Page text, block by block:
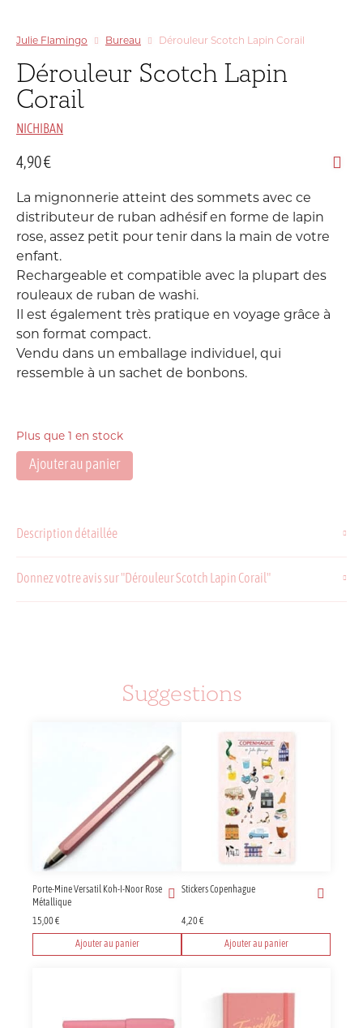
Julie Flamingo Bureau Dérouleur Scotch Lapin Corail
Dérouleur Scotch Lapin
Corail
NICHIBAN
4,90€
La mignonnerie atteint des sommets avec ce
distributeur de ruban adhésif en forme de lapin
rose, assez petit pour tenir dans la main de votre
enfant.
Rechargeable et compatible avec la plupart des
rouleaux de ruban de washi.
Il est également très pratique en voyage grâce à
son format compact.
Vendu dans un emballage individuel, qui
ressemble à un sachet de bonbons.
Plus que 1 en stock
quantité
Lapin
Ajouter au panier
Description détaillée
Donnez votre avis sur "Dérouleur Scotch Lapin Corail"
Suggestions
Porte-Mine Versatil Koh-I-Noor Rose
Métallique
15,00€
Ajouter au panier
Stickers Copenhague
4,20€
Ajouter au panier